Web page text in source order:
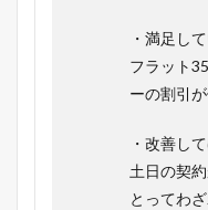
・満足し
フラット
ーの割引が
・改善し
土日の契
とってわ